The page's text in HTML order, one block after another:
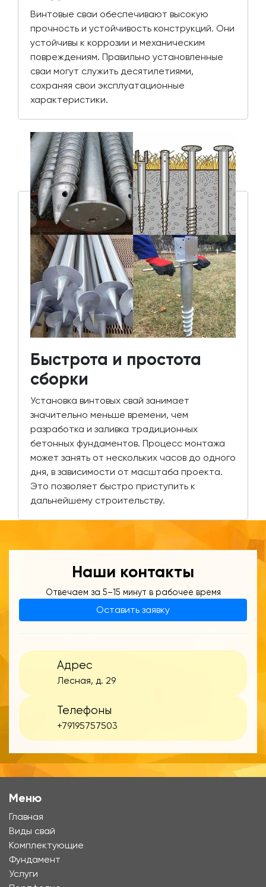
Винтовые сваи обеспечивают высокую
прочность и устойчивость конструкций. Они
устойчивы к коррозии и механическим
повреждениям. Правильно установленные
сваи могут служить десятилетиями,
сохраняя свои эксплуатационные
характеристики.
Быстрота и простота
сборки
Установка винтовых свай занимает
значительно меньше времени, чем
разработка и заливка традиционных
бетонных фундаментов. Процесс монтажа
может занять от нескольких часов до одного
дня, в зависимости от масштаба проекта.
Это позволяет быстро приступить к
дальнейшему строительству.
Наши контакты
Отвечаем за 5–15 минут в рабочее время
Оставить заявку
Адрес
Лесная, д. 29
Телефоны
+79195757503
Меню
Главная
Виды свай
Комплектующие
Фундамент
Услуги